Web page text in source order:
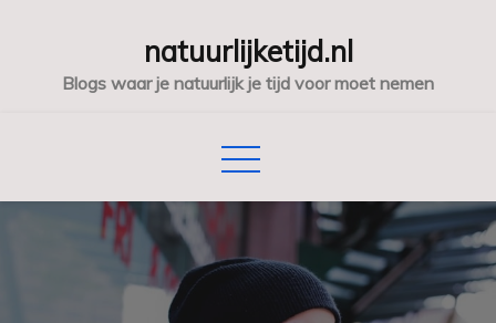
natuurlijketijd.nl
Blogs waar je natuurlijk je tijd voor moet nemen